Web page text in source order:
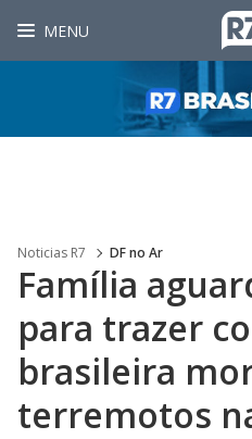
MENU
Noticias R7 DF no Ar
Família
para trazer
brasileira
terremotos